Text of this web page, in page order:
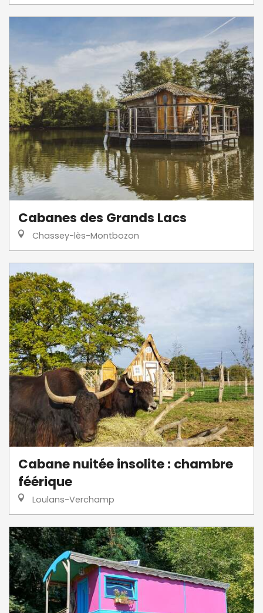
Cabanes des Grands Lacs
Chassey-lès-Montbozon
Cabane nuitée insolite : chambre
féérique
Loulans-Verchamp